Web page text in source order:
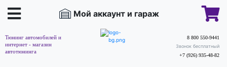
Мой аккаунт и гараж
Тюнинг автомобилей и
интернет - магазин
автотюнинга
8 800 550-9441
Звонок бесплатный
+7 (926) 935-48-82